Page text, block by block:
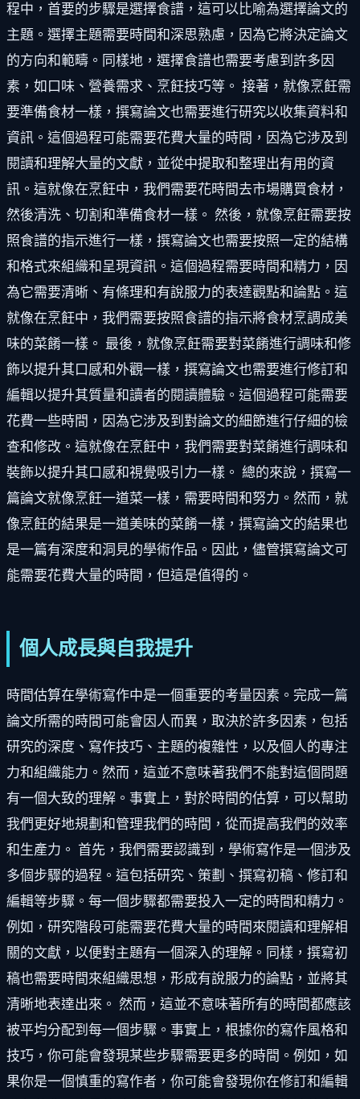
程中，首要的步驟是選擇食譜，這可以比喻為選擇論文的
主題。選擇主題需要時間和深思熟慮，因為它將決定論文
的方向和範疇。同樣地，選擇食譜也需要考慮到許多因
素，如口味、營養需求、烹飪技巧等。 接著，就像烹飪需
要準備食材一樣，撰寫論文也需要進行研究以收集資料和
資訊。這個過程可能需要花費大量的時間，因為它涉及到
閱讀和理解大量的文獻，並從中提取和整理出有用的資
訊。這就像在烹飪中，我們需要花時間去市場購買食材，
然後清洗、切割和準備食材一樣。 然後，就像烹飪需要按
照食譜的指示進行一樣，撰寫論文也需要按照一定的結構
和格式來組織和呈現資訊。這個過程需要時間和精力，因
為它需要清晰、有條理和有說服力的表達觀點和論點。這
就像在烹飪中，我們需要按照食譜的指示將食材烹調成美
味的菜餚一樣。 最後，就像烹飪需要對菜餚進行調味和修
飾以提升其口感和外觀一樣，撰寫論文也需要進行修訂和
編輯以提升其質量和讀者的閱讀體驗。這個過程可能需要
花費一些時間，因為它涉及到對論文的細節進行仔細的檢
查和修改。這就像在烹飪中，我們需要對菜餚進行調味和
裝飾以提升其口感和視覺吸引力一樣。 總的來說，撰寫一
篇論文就像烹飪一道菜一樣，需要時間和努力。然而，就
像烹飪的結果是一道美味的菜餚一樣，撰寫論文的結果也
是一篇有深度和洞見的學術作品。因此，儘管撰寫論文可
能需要花費大量的時間，但這是值得的。
個人成長與自我提升
時間估算在學術寫作中是一個重要的考量因素。完成一篇
論文所需的時間可能會因人而異，取決於許多因素，包括
研究的深度、寫作技巧、主題的複雜性，以及個人的專注
力和組織能力。然而，這並不意味著我們不能對這個問題
有一個大致的理解。事實上，對於時間的估算，可以幫助
我們更好地規劃和管理我們的時間，從而提高我們的效率
和生產力。 首先，我們需要認識到，學術寫作是一個涉及
多個步驟的過程。這包括研究、策劃、撰寫初稿、修訂和
編輯等步驟。每一個步驟都需要投入一定的時間和精力。
例如，研究階段可能需要花費大量的時間來閱讀和理解相
關的文獻，以便對主題有一個深入的理解。同樣，撰寫初
稿也需要時間來組織思想，形成有說服力的論點，並將其
清晰地表達出來。 然而，這並不意味著所有的時間都應該
被平均分配到每一個步驟。事實上，根據你的寫作風格和
技巧，你可能會發現某些步驟需要更多的時間。例如，如
果你是一個慎重的寫作者，你可能會發現你在修訂和編輯